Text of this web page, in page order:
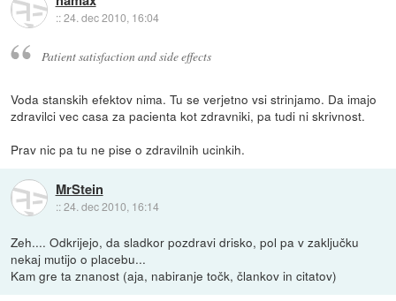
::24. dec 2010, 16:04
Patient satisfaction and side effects
Voda stanskih efektov nima. Tu se verjetno vsi strinjamo. Da imajo
zdravilci vec casa za pacienta kot zdravniki, pa tudi ni skrivnost.
Prav nic pa tu ne pise o zdravilnih ucinkih.
MrStein
::24. dec 2010, 16:14
Zeh.... Odkrijejo, da sladkor pozdravi drisko, pol pa v zaključku
nekaj mutijo o placebu...
Kam gre ta znanost (aja, nabiranje točk, člankov in citatov)